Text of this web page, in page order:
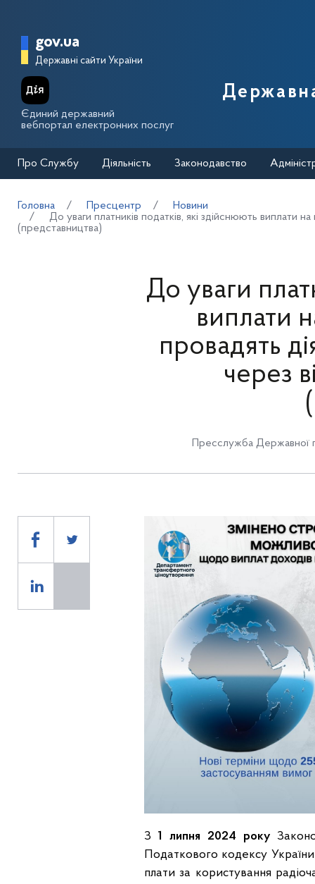
Головна сторінка Державної
gov.ua
Державні сайти України
Єдиний державний
вебпортал електронних послуг
Про Службу Діяльність Законодавство
Головна Пресцентр
Новини
До уваги платників податків, які здійснюють виплати
(представництва)
До уваги
виплати
провадять
через
Пресслужба Державної
З 1 липня 2024 року
Податкового кодексу
плати за користування